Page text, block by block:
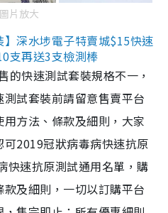
片放大
深水埗電子特賣城$15快速
支再送3支檢測棒
的快速測試套裝規格不一，
試套裝前請留意售賣平台
方法、條款及細則，大家
2019冠狀病毒病快速抗原
快速抗原測試通用名單，購
及細則，一切以訂購平台